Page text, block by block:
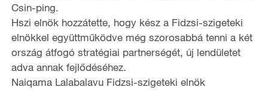
Csin-ping.
Hszi elnök hozzátette, hogy kész a Fidzsi-szigeteki
elnökkel együttműködve még szorosabbá tenni a két
ország átfogó stratégiai partnerségét, új lendületet
adva annak fejlődéséhez.
Naiqama Lalabalavu Fidzsi-szigeteki elnök